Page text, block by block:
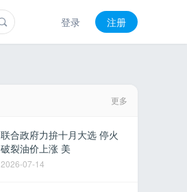
登录 注册
更多
联合政府力拚十月大选 停火
破裂油价上涨 美
2026-07-14